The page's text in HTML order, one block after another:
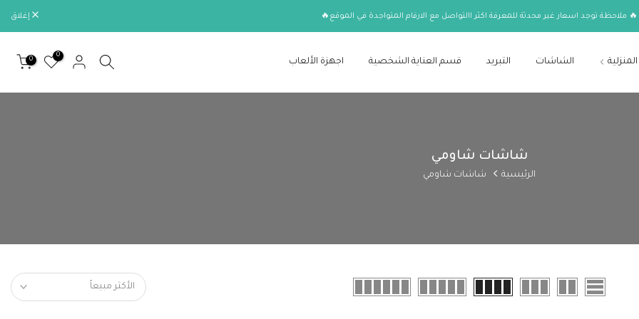
🔥 ملاحظة توجد اسعار غير محدثة للمعرفة اكثر االتواصل مع الارقام المتواجدة في الموقع🔥 إغلاق
الشاشات التبريد قسم العناية الشخصية اجهزة الألعاب
0
0
شاشات شاومي
الرئيسية شاشات شاومي
الأكثر مبيعاً